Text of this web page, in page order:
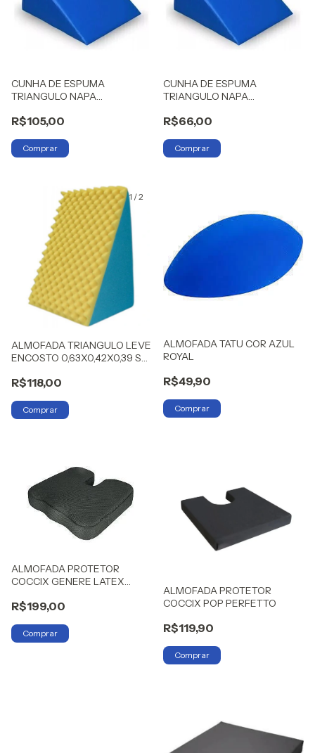
CUNHA DE ESPUMA
TRIANGULO NAPA
R$105,00
CUNHA DE ESPUMA
TRIANGULO NAPA
R$66,00
1 /2
ALMOFADA TRIANGULO LEVE
ENCOSTO 0,63X0,42X0,39 SO
R$118,00
ALMOFADA TATU COR AZUL
ROYAL
R$49,90
ALMOFADA PROTETOR
COCCIX GENERE LATEX
R$199,00
ALMOFADA PROTETOR
COCCIX POP PERFETTO
R$119,90